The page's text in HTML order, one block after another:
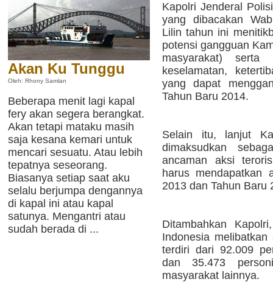
Akan Ku Tunggu
Oleh: Rhony Samlan
Beberapa menit lagi kapal
fery akan segera berangkat.
Akan tetapi mataku masih
saja kesana kemari untuk
mencari sesuatu. Atau lebih
tepatnya seseorang.
Biasanya setiap saat aku
selalu berjumpa dengannya
di kapal ini atau kapal
satunya. Mengantri atau
sudah berada di ...
Kapolri Jenderal
yang dibacakan
Lilin tahun ini
potensi gangguan
masyarakat) serta
keselamatan,
yang dapat
Tahun Baru 2014.
Selain itu, lanjut
dimaksudkan
ancaman aksi
harus mendapatkan
2013 dan Tahun Baru
Ditambahkan
Indonesia
terdiri dari 92.009
dan 35.473
masyarakat lainnya.